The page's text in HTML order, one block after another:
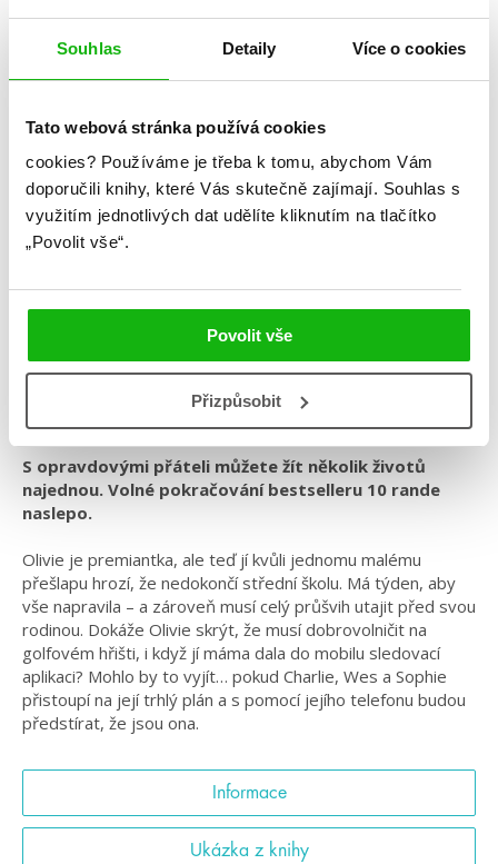
Souhlas Detaily Více o cookies
Tato webová stránka používá cookies
cookies? Používáme je třeba k tomu, abychom Vám
doporučili knihy, které Vás skutečně zajímají. Souhlas s
využitím jednotlivých dat udělíte kliknutím na tlačítko
„Povolit vše“.
Povolit vše
Přizpůsobit
10 pravd a spousta odvahy
Ashley Elston
#letnípříběhy
#odpřátelstvíklásce
#slaďárna
#standalone #středníškola
S opravdovými přáteli můžete žít několik životů
najednou. Volné pokračování bestselleru 10 rande
naslepo.
Olivie je premiantka, ale teď jí kvůli jednomu malému
přešlapu hrozí, že nedokončí střední školu. Má týden, aby
vše napravila – a zároveň musí celý průšvih utajit před svou
rodinou. Dokáže Olivie skrýt, že musí dobrovolničit na
golfovém hřišti, i když jí máma dala do mobilu sledovací
aplikaci? Mohlo by to vyjít… pokud Charlie, Wes a Sophie
přistoupí na její trhlý plán a s pomocí jejího telefonu budou
předstírat, že jsou ona.
Informace
Ukázka z knihy